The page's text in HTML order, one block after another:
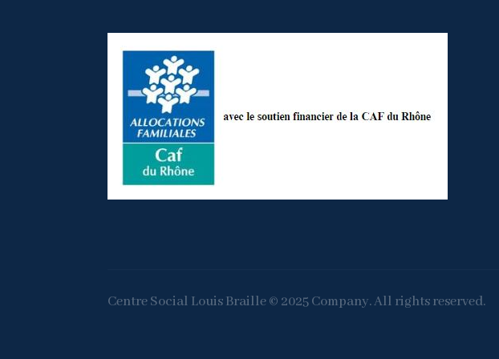
Centre Social Louis Braille © 2025 Company. All rights reserved.